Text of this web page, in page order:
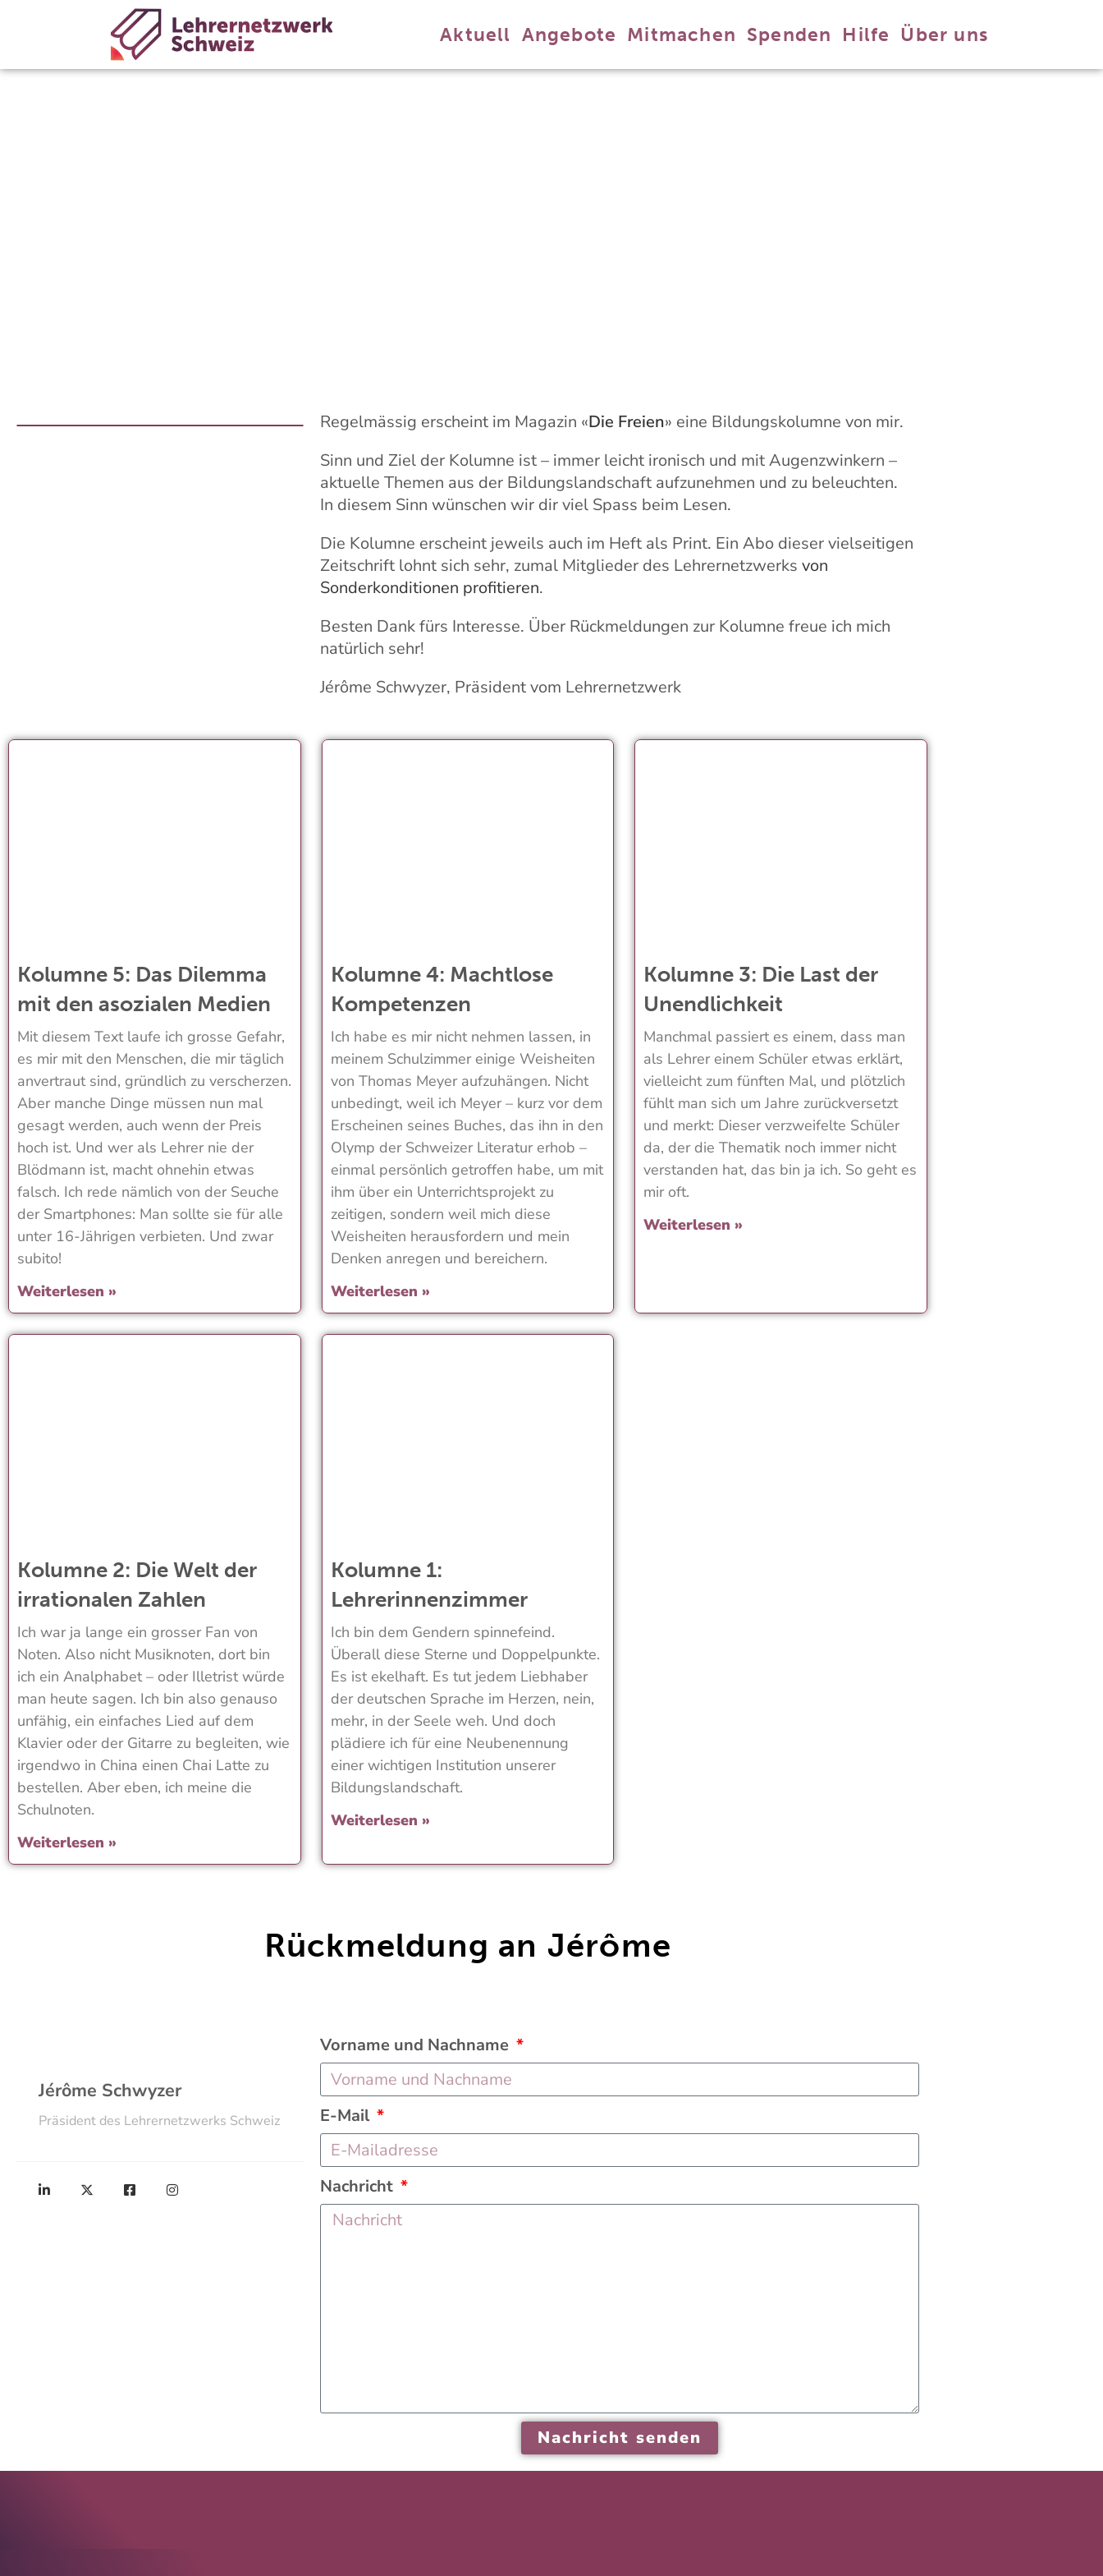
Aktuell Angebote Mitmachen Spenden Hilfe Über uns
Regelmässig erscheint im Magazin «Die Freien» eine Bildungskolumne von mir.
Sinn und Ziel der Kolumne ist – immer leicht ironisch und mit Augenzwinkern –
aktuelle Themen aus der Bildungslandschaft aufzunehmen und zu beleuchten.
In diesem Sinn wünschen wir dir viel Spass beim Lesen.
Die Kolumne erscheint jeweils auch im Heft als Print. Ein Abo dieser vielseitigen
Zeitschrift lohnt sich sehr, zumal Mitglieder des Lehrernetzwerks von
Sonderkonditionen profitieren.
Besten Dank fürs Interesse. Über Rückmeldungen zur Kolumne freue ich mich
natürlich sehr!
Jérôme Schwyzer, Präsident vom Lehrernetzwerk
Kolumne 5: Das Dilemma
mit den asozialen Medien
Mit diesem Text laufe ich grosse Gefahr,
es mir mit den Menschen, die mir täglich
anvertraut sind, gründlich zu verscherzen.
Aber manche Dinge müssen nun mal
gesagt werden, auch wenn der Preis
hoch ist. Und wer als Lehrer nie der
Blödmann ist, macht ohnehin etwas
falsch. Ich rede nämlich von der Seuche
der Smartphones: Man sollte sie für alle
unter 16-Jährigen verbieten. Und zwar
subito!
Weiterlesen »
Kolumne 4: Machtlose
Kompetenzen
Ich habe es mir nicht nehmen lassen, in
meinem Schulzimmer einige Weisheiten
von Thomas Meyer aufzuhängen. Nicht
unbedingt, weil ich Meyer – kurz vor dem
Erscheinen seines Buches, das ihn in den
Olymp der Schweizer Literatur erhob –
einmal persönlich getroffen habe, um mit
ihm über ein Unterrichtsprojekt zu
zeitigen, sondern weil mich diese
Weisheiten herausfordern und mein
Denken anregen und bereichern.
Weiterlesen »
Kolumne 3: Die Last der
Unendlichkeit
Manchmal passiert es einem, dass man
als Lehrer einem Schüler etwas erklärt,
vielleicht zum fünften Mal, und plötzlich
fühlt man sich um Jahre zurückversetzt
und merkt: Dieser verzweifelte Schüler
da, der die Thematik noch immer nicht
verstanden hat, das bin ja ich. So geht es
mir oft.
Weiterlesen »
Kolumne 2: Die Welt der
irrationalen Zahlen
Ich war ja lange ein grosser Fan von
Noten. Also nicht Musiknoten, dort bin
ich ein Analphabet – oder Illetrist würde
man heute sagen. Ich bin also genauso
unfähig, ein einfaches Lied auf dem
Klavier oder der Gitarre zu begleiten, wie
irgendwo in China einen Chai Latte zu
bestellen. Aber eben, ich meine die
Schulnoten.
Weiterlesen »
Kolumne 1:
Lehrerinnenzimmer
Ich bin dem Gendern spinnefeind.
Überall diese Sterne und Doppelpunkte.
Es ist ekelhaft. Es tut jedem Liebhaber
der deutschen Sprache im Herzen, nein,
mehr, in der Seele weh. Und doch
plädiere ich für eine Neubenennung
einer wichtigen Institution unserer
Bildungslandschaft.
Weiterlesen »
Rückmeldung an Jérôme
Jérôme Schwyzer
Präsident des Lehrernetzwerks Schweiz
Vorname und Nachname
E-Mail
Nachricht
Nachricht senden